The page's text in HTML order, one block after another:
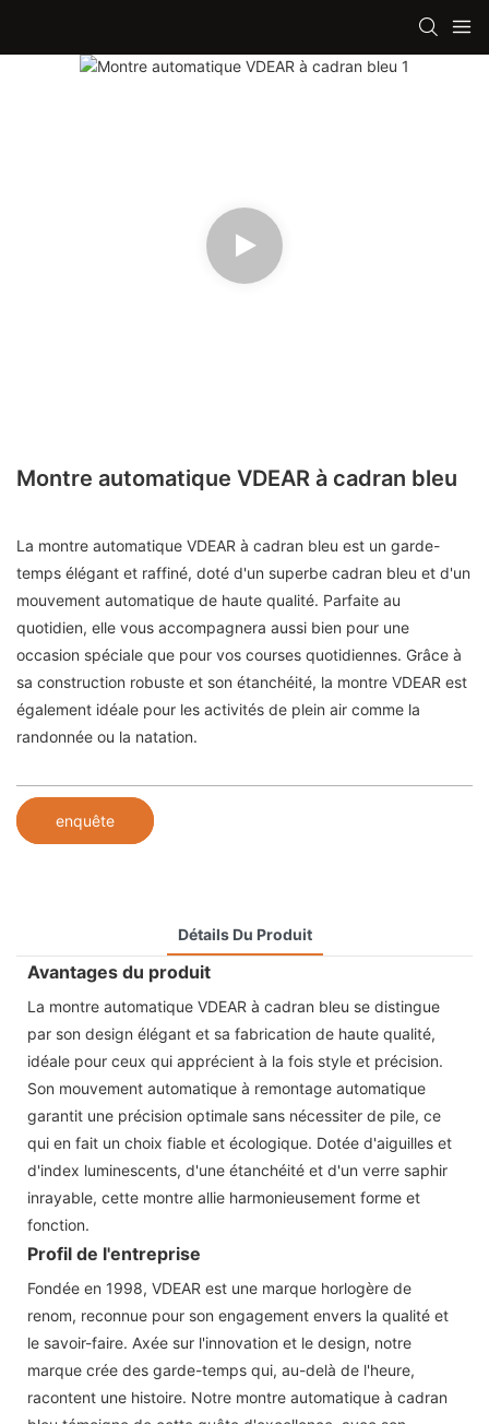
Montre automatique VDEAR à cadran bleu
La montre automatique VDEAR à cadran bleu est un garde-
temps élégant et raffiné, doté d'un superbe cadran bleu et d'un
mouvement automatique de haute qualité. Parfaite au
quotidien, elle vous accompagnera aussi bien pour une
occasion spéciale que pour vos courses quotidiennes. Grâce à
sa construction robuste et son étanchéité, la montre VDEAR est
également idéale pour les activités de plein air comme la
randonnée ou la natation.
enquête
Détails Du Produit
Avantages du produit
La montre automatique VDEAR à cadran bleu se distingue
par son design élégant et sa fabrication de haute qualité,
idéale pour ceux qui apprécient à la fois style et précision.
Son mouvement automatique à remontage automatique
garantit une précision optimale sans nécessiter de pile, ce
qui en fait un choix fiable et écologique. Dotée d'aiguilles et
d'index luminescents, d'une étanchéité et d'un verre saphir
inrayable, cette montre allie harmonieusement forme et
fonction.
Profil de l'entreprise
Fondée en 1998, VDEAR est une marque horlogère de
renom, reconnue pour son engagement envers la qualité et
le savoir-faire. Axée sur l'innovation et le design, notre
marque crée des garde-temps qui, au-delà de l'heure,
racontent une histoire. Notre montre automatique à cadran